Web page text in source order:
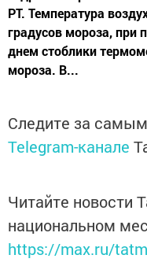
РТ. Температура
градусов мороза, при
днем стоблики
мороза. В...
Следите за
Telegram-канале
Читайте новости
национальном
https://max.ru/